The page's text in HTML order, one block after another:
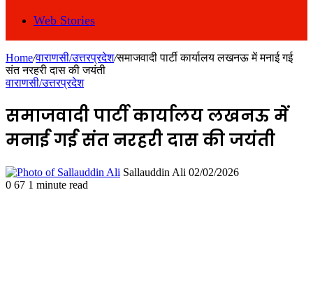
Web Stories
Home/वाराणसी/उत्तरप्रदेश/समाजवादी पार्टी कार्यालय लखनऊ में मनाई गई
संत नरहरी दास की जयंती
वाराणसी/उत्तरप्रदेश
समाजवादी पार्टी कार्यालय लखनऊ में
मनाई गई संत नरहरी दास की जयंती
Sallauddin Ali Send
02/02/2026
0 67 1 minute read